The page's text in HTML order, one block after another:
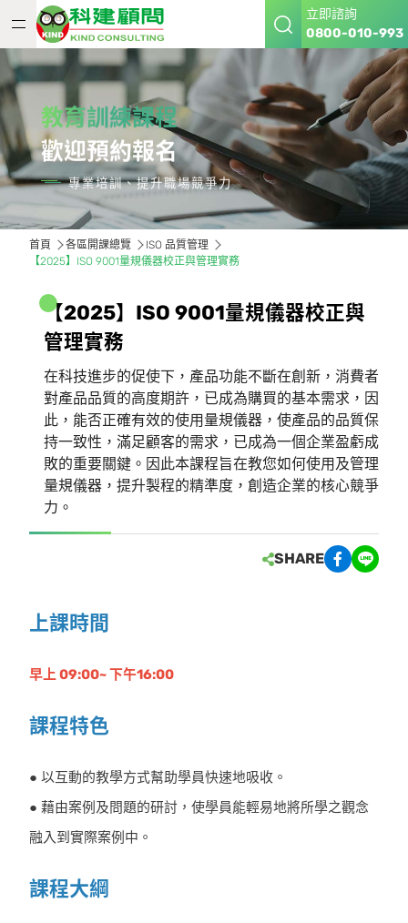
立即諮詢
0800-010-993
教育訓練課程
歡迎預約報名
專業培訓、提升職場競爭力
首頁 各區開課總覽
ISO 品質管理
【2025】ISO 9001量規儀器校正與管理實務
【2025】 ISO 9001量規儀器校正與
管理實務
在科技進步的促使下，產品功能不斷在創新，消費者
對產品品質的高度期許，已成為購買的基本需求，因
此，能否正確有效的使用量規儀器，使產品的品質保
持一致性，滿足顧客的需求，已成為一個企業盈虧成
敗的重要關鍵。因此本課程旨在教您如何使用及管理
量規儀器，提升製程的精準度，創造企業的核心競爭
力。
SHARE
上課時間
早上 09:00~ 下午16:00
課程特色
● 以互動的教學方式幫助學員快速地吸收。
● 藉由案例及問題的研討，使學員能輕易地將所學之觀念
融入到實際案例中。
課程大綱